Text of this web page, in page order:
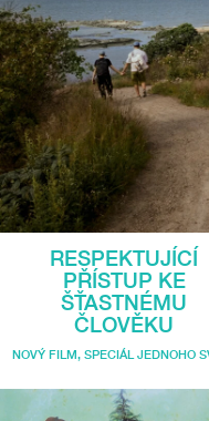
RESPEKTUJÍCÍ
PŘÍSTUP KE
ŠŤASTNÉMU
ČLOVĚKU
NOVÝ FILM SPECIÁL JEDNOHO